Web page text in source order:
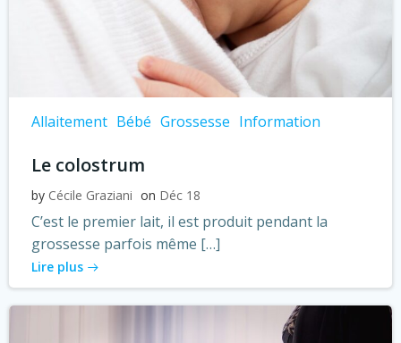
Allaitement Bébé Grossesse Information
Le colostrum
by Cécile Graziani on Déc 18
C’est le premier lait, il est produit pendant la
grossesse parfois même […]
Lire plus